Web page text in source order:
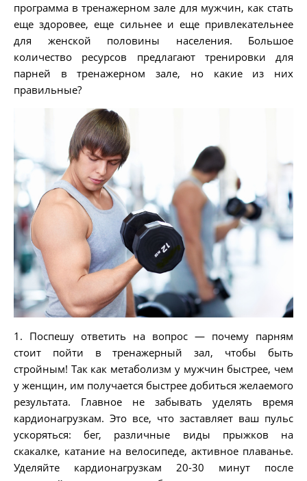
программа в тренажерном зале для мужчин, как стать
еще здоровее, еще сильнее и еще привлекательнее
для женской половины населения. Большое
количество ресурсов предлагают тренировки для
парней в тренажерном зале, но какие из них
правильные?
1. Поспешу ответить на вопрос — почему парням
стоит пойти в тренажерный зал, чтобы быть
стройным! Так как метаболизм у мужчин быстрее, чем
у женщин, им получается быстрее добиться желаемого
результата. Главное не забывать уделять время
кардионагрузкам. Это все, что заставляет ваш пульс
ускоряться: бег, различные виды прыжков на
скакалке, катание на велосипеде, активное плаванье.
Уделяйте кардионагрузкам 20-30 минут после